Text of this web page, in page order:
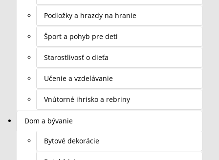
Podložky a hrazdy na hranie
Šport a pohyb pre deti
Starostlivosť o dieťa
Učenie a vzdelávanie
Vnútorné ihrisko a rebriny
Dom a bývanie
Bytové dekorácie